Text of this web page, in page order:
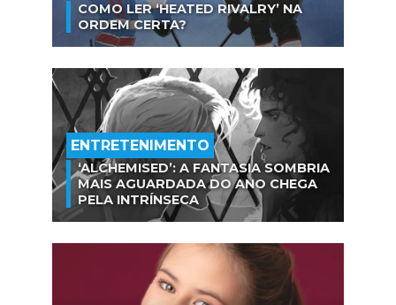
COMO LER ‘HEATED RIVALRY’ NA
ORDEM CERTA?
ENTRETENIMENTO
‘ALCHEMISED’: A FANTASIA SOMBRIA
MAIS AGUARDADA DO ANO CHEGA
PELA INTRÍNSECA